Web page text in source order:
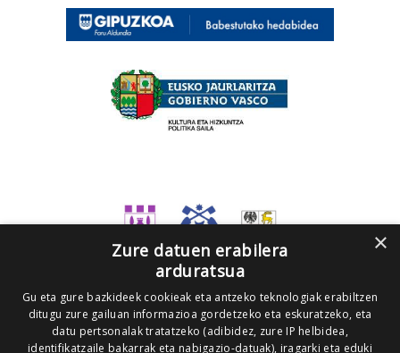
×
Zure datuen erabilera
arduratsua
Gu eta gure bazkideek cookieak eta antzeko teknologiak erabiltzen
ditugu zure gailuan informazioa gordetzeko eta eskuratzeko, eta
datu pertsonalak tratatzeko (adibidez, zure IP helbidea,
identifikatzaile bakarrak eta nabigazio-datuak), iragarki eta eduki